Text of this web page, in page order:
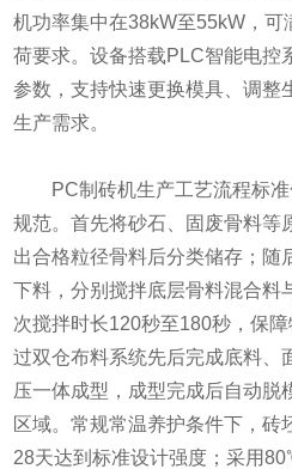
机功率集中在38kW至55kW，可
荷要求。设备搭载PLC智能电控
参数，支持快速更换模具、调整
生产需求。
PC制砖机生产工艺流程标准
规范。首先将砂石、固废骨料等
出合格粒径骨料后分类储存；随
下料，分别搅拌底层骨料混合料
次搅拌时长120秒至180秒，保
过双仓布料系统先后完成底料、
压一体成型，成型完成后自动脱
区域。常规常温养护条件下，砖
28天达到标准设计强度；采用